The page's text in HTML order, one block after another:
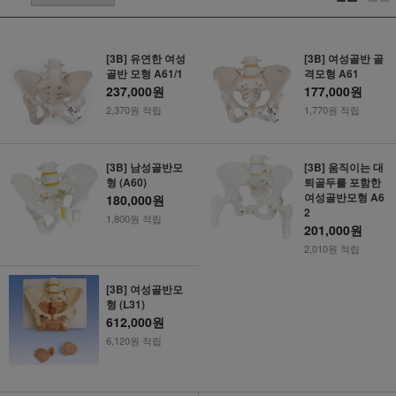
[3B] 유연한 여성
골반 모형 A61/1
237,000원
2,370원 적립
[3B] 여성골반 골
격모형 A61
177,000원
1,770원 적립
[3B] 남성골반모
형 (A60)
180,000원
1,800원 적립
[3B] 움직이는 대
퇴골두를 포함한
여성골반모형 A6
2
201,000원
2,010원 적립
[3B] 여성골반모
형 (L31)
612,000원
6,120원 적립